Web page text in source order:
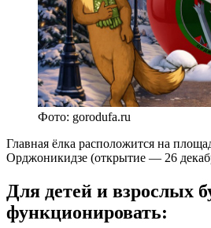
Фото: gorodufa.ru
Главная ёлка расположится на
Орджоникидзе (открытие — 26
Для детей и взрослых
функционировать: